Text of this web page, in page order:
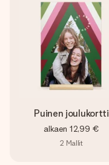
Puinen joulukortti
alkaen 12,99 €
2 Mallit